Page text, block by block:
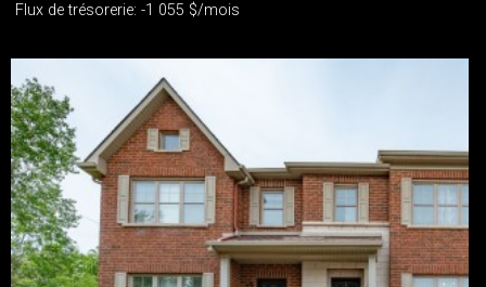
Flux de trésorerie: -1 055 $/mois